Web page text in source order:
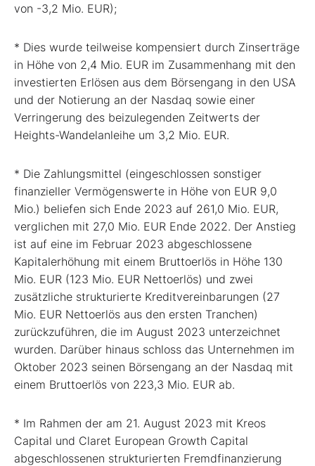
von -3,2 Mio. EUR);
* Dies wurde teilweise kompensiert durch Zinserträge
in Höhe von 2,4 Mio. EUR im Zusammenhang mit den
investierten Erlösen aus dem Börsengang in den USA
und der Notierung an der Nasdaq sowie einer
Verringerung des beizulegenden Zeitwerts der
Heights-Wandelanleihe um 3,2 Mio. EUR.
* Die Zahlungsmittel (eingeschlossen sonstiger
finanzieller Vermögenswerte in Höhe von EUR 9,0
Mio.) beliefen sich Ende 2023 auf 261,0 Mio. EUR,
verglichen mit 27,0 Mio. EUR Ende 2022. Der Anstieg
ist auf eine im Februar 2023 abgeschlossene
Kapitalerhöhung mit einem Bruttoerlös in Höhe 130
Mio. EUR (123 Mio. EUR Nettoerlös) und zwei
zusätzliche strukturierte Kreditvereinbarungen (27
Mio. EUR Nettoerlös aus den ersten Tranchen)
zurückzuführen, die im August 2023 unterzeichnet
wurden. Darüber hinaus schloss das Unternehmen im
Oktober 2023 seinen Börsengang an der Nasdaq mit
einem Bruttoerlös von 223,3 Mio. EUR ab.
* Im Rahmen der am 21. August 2023 mit Kreos
Capital und Claret European Growth Capital
abgeschlossenen strukturierten Fremdfinanzierung